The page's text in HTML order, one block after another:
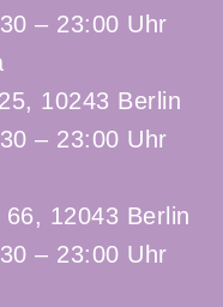
– 23:00 Uhr
10243 Berlin
– 23:00 Uhr
12043 Berlin
– 23:00 Uhr